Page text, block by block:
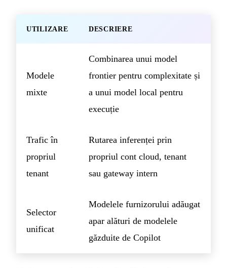
UTILIZARE DESCRIERE
Modele
mixte
Combinarea unui model
frontier pentru complexitate și
a unui model local pentru
execuție
Trafic în
propriul
tenant
Rutarea inferenței prin
propriul cont cloud, tenant
sau gateway intern
Selector
unificat
Modelele furnizorului adăugat
apar alături de modelele
găzduite de Copilot